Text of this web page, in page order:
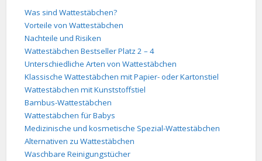
Was sind Wattestäbchen?
Vorteile von Wattestäbchen
Nachteile und Risiken
Wattestäbchen Bestseller Platz 2 – 4
Unterschiedliche Arten von Wattestäbchen
Klassische Wattestäbchen mit Papier- oder Kartonstiel
Wattestäbchen mit Kunststoffstiel
Bambus-Wattestäbchen
Wattestäbchen für Babys
Medizinische und kosmetische Spezial-Wattestäbchen
Alternativen zu Wattestäbchen
Waschbare Reinigungstücher